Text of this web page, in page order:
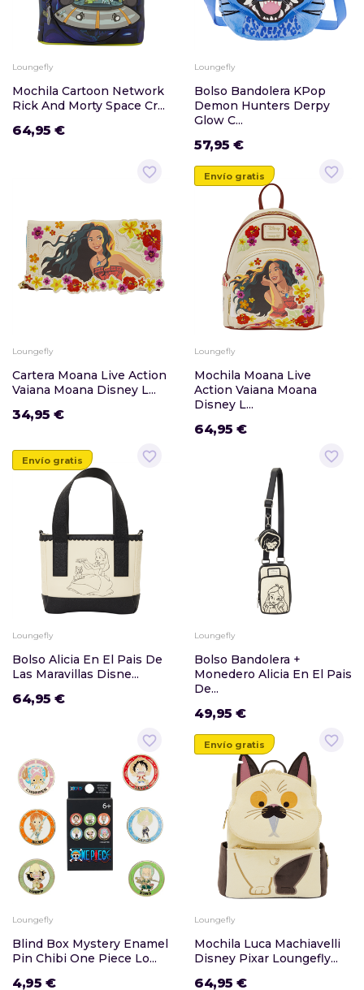
Loungefly
Mochila Cartoon Network
Rick And Morty Space Cr...
64,95 €
Loungefly
Bolso Bandolera KPop
Demon Hunters Derpy
Glow C...
57,95 €
favorite_border
Loungefly
Cartera Moana Live Action
Vaiana Moana Disney L...
34,95 €
favorite_border
Envío gratis
Loungefly
Mochila Moana Live
Action Vaiana Moana
Disney L...
64,95 €
favorite_border
Envío gratis
Loungefly
Bolso Alicia En El Pais De
Las Maravillas Disne...
64,95 €
favorite_border
Loungefly
Bolso Bandolera +
Monedero Alicia En El Pais
De...
49,95 €
favorite_border
Loungefly
Blind Box Mystery Enamel
Pin Chibi One Piece Lo...
4,95 €
favorite_border
Envío gratis
Loungefly
Mochila Luca Machiavelli
Disney Pixar Loungefly...
64,95 €